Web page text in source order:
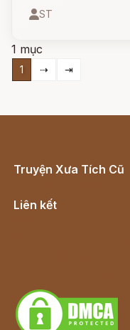
sông suối mọi
miền nước ngọt,
ST
1 mục
1 ⇢ ⇥
Truyện Xưa Tích Cũ
Liên kết